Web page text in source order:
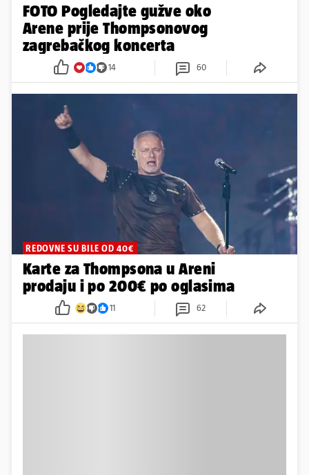
FOTO Pogledajte gužve oko
Arene prije Thompsonovog
zagrebačkog koncerta
14 60
REDOVNE SU BILE OD 40€
Karte za Thompsona u Areni
prodaju i po 200€ po oglasima
11 62